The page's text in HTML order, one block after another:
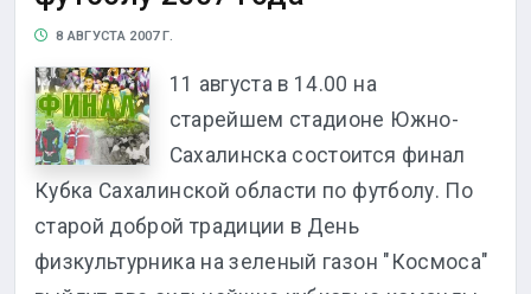
8 АВГУСТА 2007 Г.
11 августа в 14.00 на
старейшем стадионе Южно-
Сахалинска состоится финал
Кубка Сахалинской области по футболу. По
старой доброй традиции в День
физкультурника на зеленый газон "Космоса"